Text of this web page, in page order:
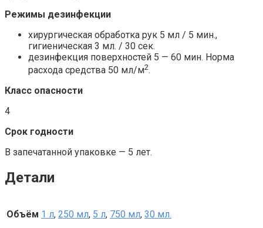
Режимы дезинфекции
хирургическая обработка рук 5 мл / 5 мин.,
гигиеническая 3 мл. / 30 сек.
дезинфекция поверхностей 5 — 60 мин. Норма
расхода средства 50 мл/м2.
Класс опасности
4
Срок годности
В запечатанной упаковке — 5 лет.
Детали
Объём 1 л, 250 мл, 5 л, 750 мл, 30 мл.